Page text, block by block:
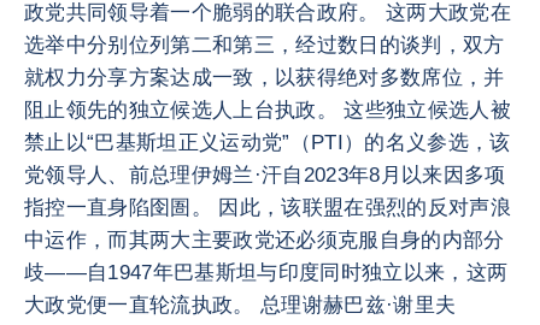
政党共同领导着一个脆弱的联合政府。 这两大政党在
选举中分别位列第二和第三，经过数日的谈判，双方
就权力分享方案达成一致，以获得绝对多数席位，并
阻止领先的独立候选人上台执政。 这些独立候选人被
禁止以“巴基斯坦正义运动党”（PTI）的名义参选，该
党领导人、前总理伊姆兰·汗自2023年8月以来因多项
指控一直身陷囹圄。 因此，该联盟在强烈的反对声浪
中运作，而其两大主要政党还必须克服自身的内部分
歧——自1947年巴基斯坦与印度同时独立以来，这两
大政党便一直轮流执政。 总理谢赫巴兹·谢里夫